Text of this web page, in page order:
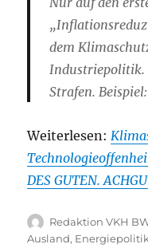
dem
Industriepolitik.
Strafen.
Weiterlesen:
DES GUTEN.
Autor
Redaktion VKH
Ausland,